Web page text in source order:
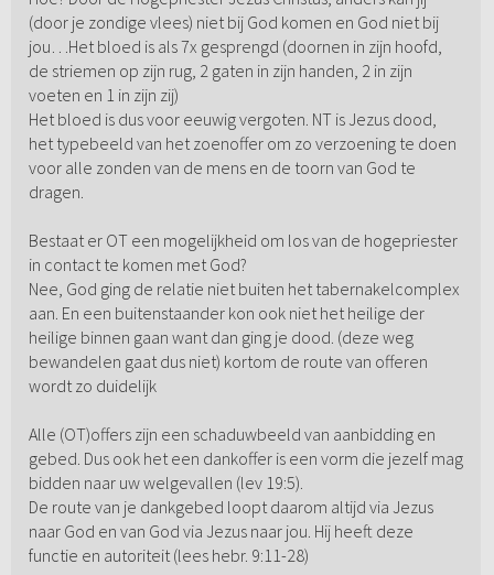
(door je zondige vlees) niet bij God komen en God niet bij
jou…Het bloed is als 7x gesprengd (doornen in zijn hoofd,
de striemen op zijn rug, 2 gaten in zijn handen, 2 in zijn
voeten en 1 in zijn zij)
Het bloed is dus voor eeuwig vergoten. NT is Jezus dood,
het typebeeld van het zoenoffer om zo verzoening te doen
voor alle zonden van de mens en de toorn van God te
dragen.
Bestaat er OT een mogelijkheid om los van de hogepriester
in contact te komen met God?
Nee, God ging de relatie niet buiten het tabernakelcomplex
aan. En een buitenstaander kon ook niet het heilige der
heilige binnen gaan want dan ging je dood. (deze weg
bewandelen gaat dus niet) kortom de route van offeren
wordt zo duidelijk
Alle (OT)offers zijn een schaduwbeeld van aanbidding en
gebed. Dus ook het een dankoffer is een vorm die jezelf mag
bidden naar uw welgevallen (lev 19:5).
De route van je dankgebed loopt daarom altijd via Jezus
naar God en van God via Jezus naar jou. Hij heeft deze
functie en autoriteit (lees hebr. 9:11-28)